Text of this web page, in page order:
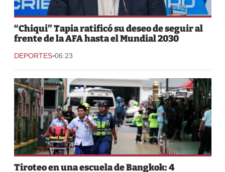
“Chiqui” Tapia ratificó su deseo de seguir al
frente de la AFA hasta el Mundial 2030
DEPORTES-06:23
Tiroteo en una escuela de Bangkok: 4